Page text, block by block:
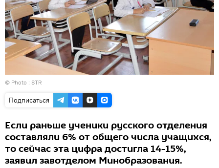
© Photo : STR
Подписаться
Если раньше ученики русского отделения
составляли 6% от общего числа учащихся,
то сейчас эта цифра достигла 14-15%,
заявил завотделом Минобразования.